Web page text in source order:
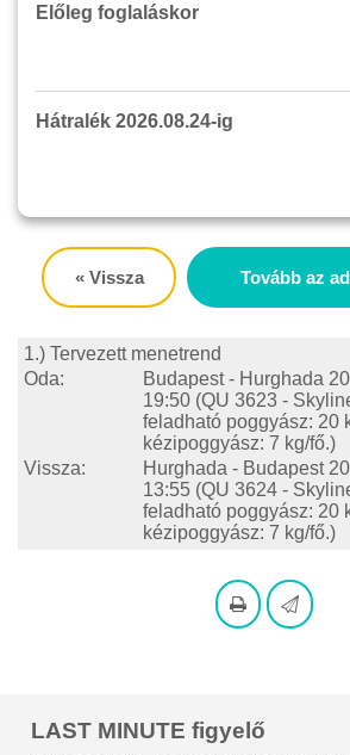
Előleg foglaláskor
Hátralék 2026.08.24-ig
« Vissza Tovább az
1.) Tervezett menetrend
Oda:
Budapest - Hurghada
19:50 (QU 3623 -
feladható poggyász: 20
kézipoggyász: 7 kg/fő.)
Vissza:
Hurghada - Budapest
13:55 (QU 3624 -
feladható poggyász: 20
kézipoggyász: 7 kg/fő.)
LAST MINUTE figyelő